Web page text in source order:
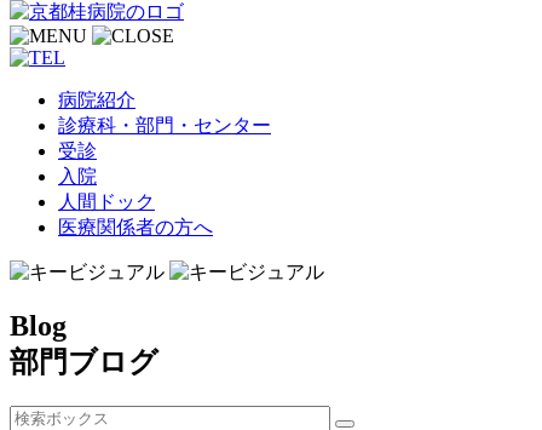
病院紹介
診療科・部門・センター
受診
入院
人間ドック
医療関係者の方へ
Blog
部門ブログ